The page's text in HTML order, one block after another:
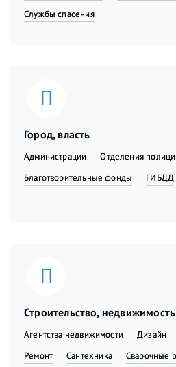
Службы спасения
Город, власть
Администрации
Отделения
Благотворительные фонды
ГИБДД
Строительство, недвижимость
Агентства недвижимости Дизайн
Ремонт
Сантехника Сварочные